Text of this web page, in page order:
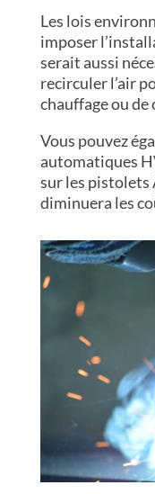
Les lois
imposer
serait aussi
recirculer l’air
chauffage ou
Vous pouvez
automatiques
sur les pistolets
diminuera les